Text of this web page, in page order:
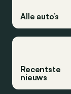
Alle auto’s
Recentste
nieuws